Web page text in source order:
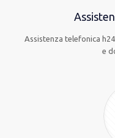
Assistenza telefonica
e